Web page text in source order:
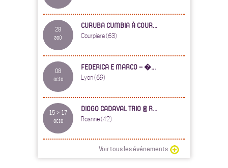
28
aoû
CURUBA CUMBIA À COUR...
Courpiere (63)
08
octo
FEDERICA E MARCO – �...
Lyon (69)
15 > 17
octo
DIOGO CADAVAL TRIO @ R...
Roanne (42)
Voir tous les événements